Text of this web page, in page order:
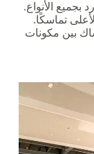
بجميع الأنواع.
تماسكًا.
بين مكونات